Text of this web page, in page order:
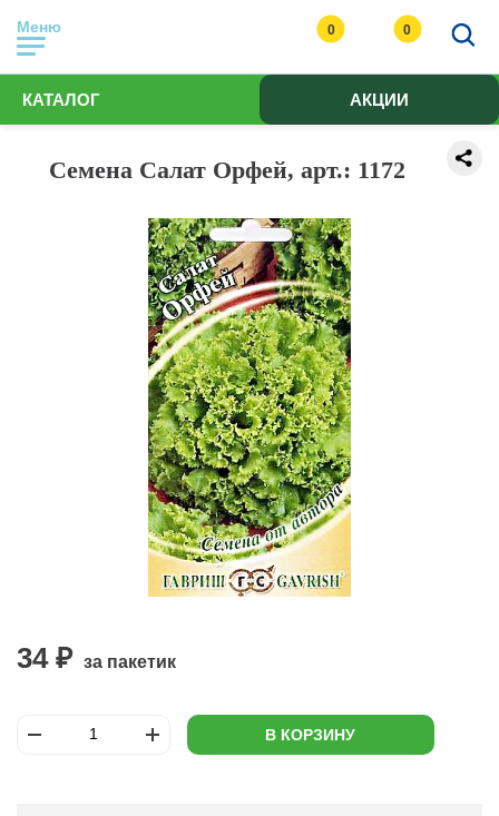
Меню 0 0
КАТАЛОГ АКЦИИ
Семена Салат Орфей, арт.: 1172
34 ₽ за пакетик
В КОРЗИНУ